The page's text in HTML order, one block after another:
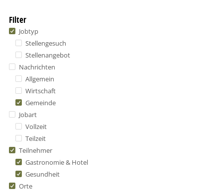
Filter
Jobtyp
Stellengesuch
Stellenangebot
Nachrichten
Allgemein
Wirtschaft
Gemeinde
Jobart
Vollzeit
Teilzeit
Teilnehmer
Gastronomie & Hotel
Gesundheit
Orte